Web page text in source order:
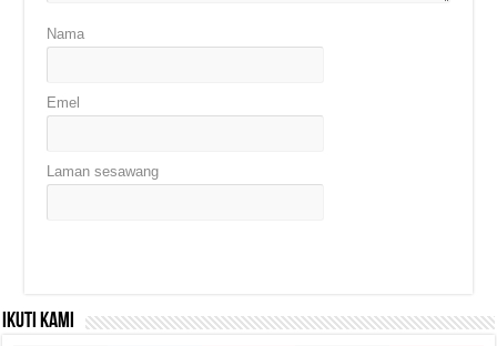
Nama
Emel
Laman sesawang
Ikuti kami